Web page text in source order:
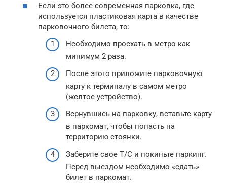
Если это более современная парковка, где
используется пластиковая карта в качестве
парковочного билета, то:
Необходимо проехать в метро как
минимум 2 раза.
После этого приложите парковочную
карту к терминалу в самом метро
(желтое устройство).
Вернувшись на парковку, вставьте карту
в паркомат, чтобы попасть на
территорию стоянки.
Заберите свое Т/С и покиньте паркинг.
Перед выездом необходимо «сдать»
билет в паркомат.